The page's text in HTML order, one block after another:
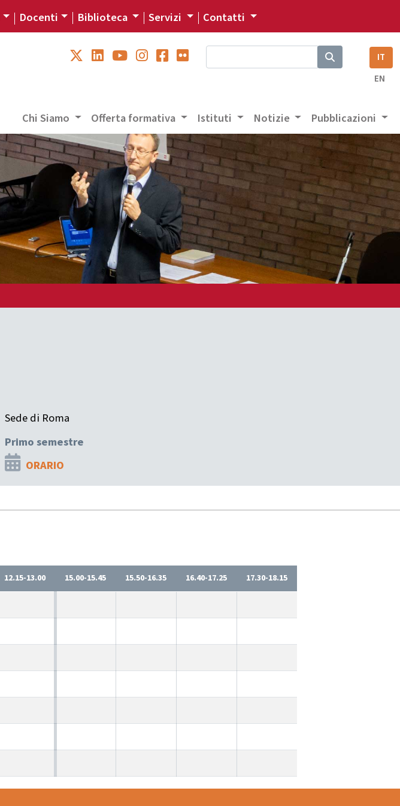
Docenti Biblioteca Servizi Contatti
IT
EN
Chi Siamo Offerta formativa Istituti Notizie Pubblicazioni
Sede di Roma
Primo semestre
ORARIO
12.15-13.00 15.00-15.45 15.50-16.35 16.40-17.25 17.30-18.15